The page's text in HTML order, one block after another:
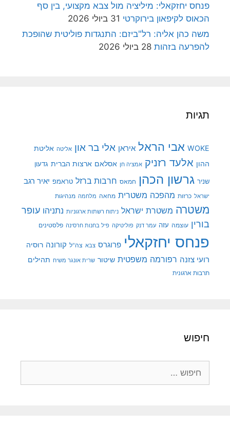
פנחס יחזקאלי: מיליציה מול צבא מקצועי, בין סף
הכאוס לקיפאון בירוקרטי 31 ביולי 2026
משה כהן אליה: רל"ביזם: התנגדות פוליטית שהופכת
להפרעה בזהות 28 ביולי 2026
תגיות
WOKE אבי הראל איראן אלי בר און אליטה אליטת
ההון אלעד רזניק אמציה חן אסלאם ארצות הברית גדעון
שניר גרשון הכהן חמאס חרבות ברזל טראמפ יאיר רגב
ישראל כרזות מהפכה משטרית מחאה מלחמה מנהיגות
משטרה משטרת ישראל ניתוח רשתות ארגוניות נתניהו עופר
בורין עוצמה עזה עמר דנק פוליטיקה פיל בחנות חרסינה פלסטינים
פנחס יחזקאלי פרוגרס צבא צה"ל קורונה רוסיה
רועי צזנה רפורמה משפטית שיטור שרית אונגר משיח תהילים
תרבות ארגונית
חיפוש